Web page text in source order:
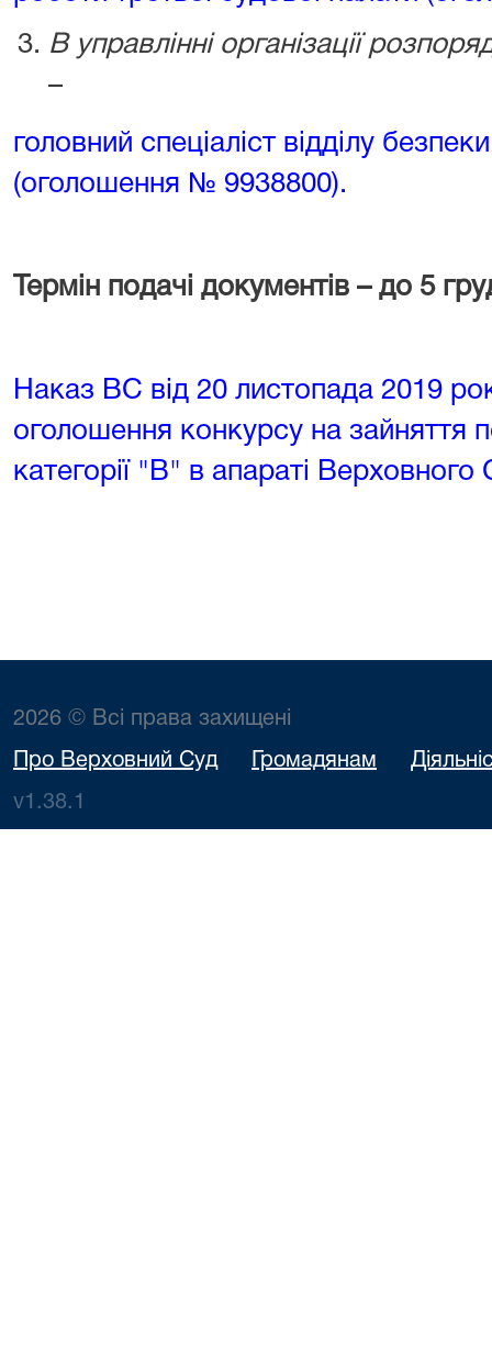
В управлінні організації
–
головний спеціаліст відділу
(оголошення № 9938800).
Термін подачі документів – до 5
Наказ ВС від 20 листопада 2019
оголошення конкурсу на зайняття
категорії "В" в апараті Верховного
2026 © Всі права захищені
Про Верховний Суд Громадянам
v1.38.1